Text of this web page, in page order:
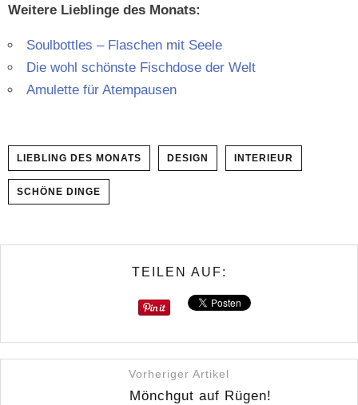
Weit­ere Lieblinge des Monats:
Soul­bot­tles – Flaschen mit Seele
Die wohl schön­ste Fis­ch­dose der Welt
Amulette für Atempausen
LIEBLING DES MONATS DESIGN INTERIEUR
SCHÖNE DINGE
TEILEN AUF:
Vorheriger Artikel
Mönchgut auf Rügen!